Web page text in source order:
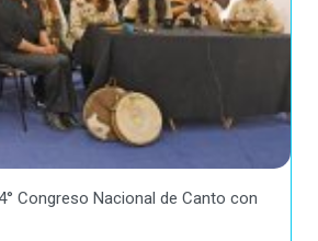
Congreso Nacional de Canto con